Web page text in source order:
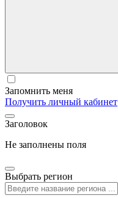
Запомнить меня
Получить личный кабинет
Заголовок
Не заполнены поля
Выбрать регион